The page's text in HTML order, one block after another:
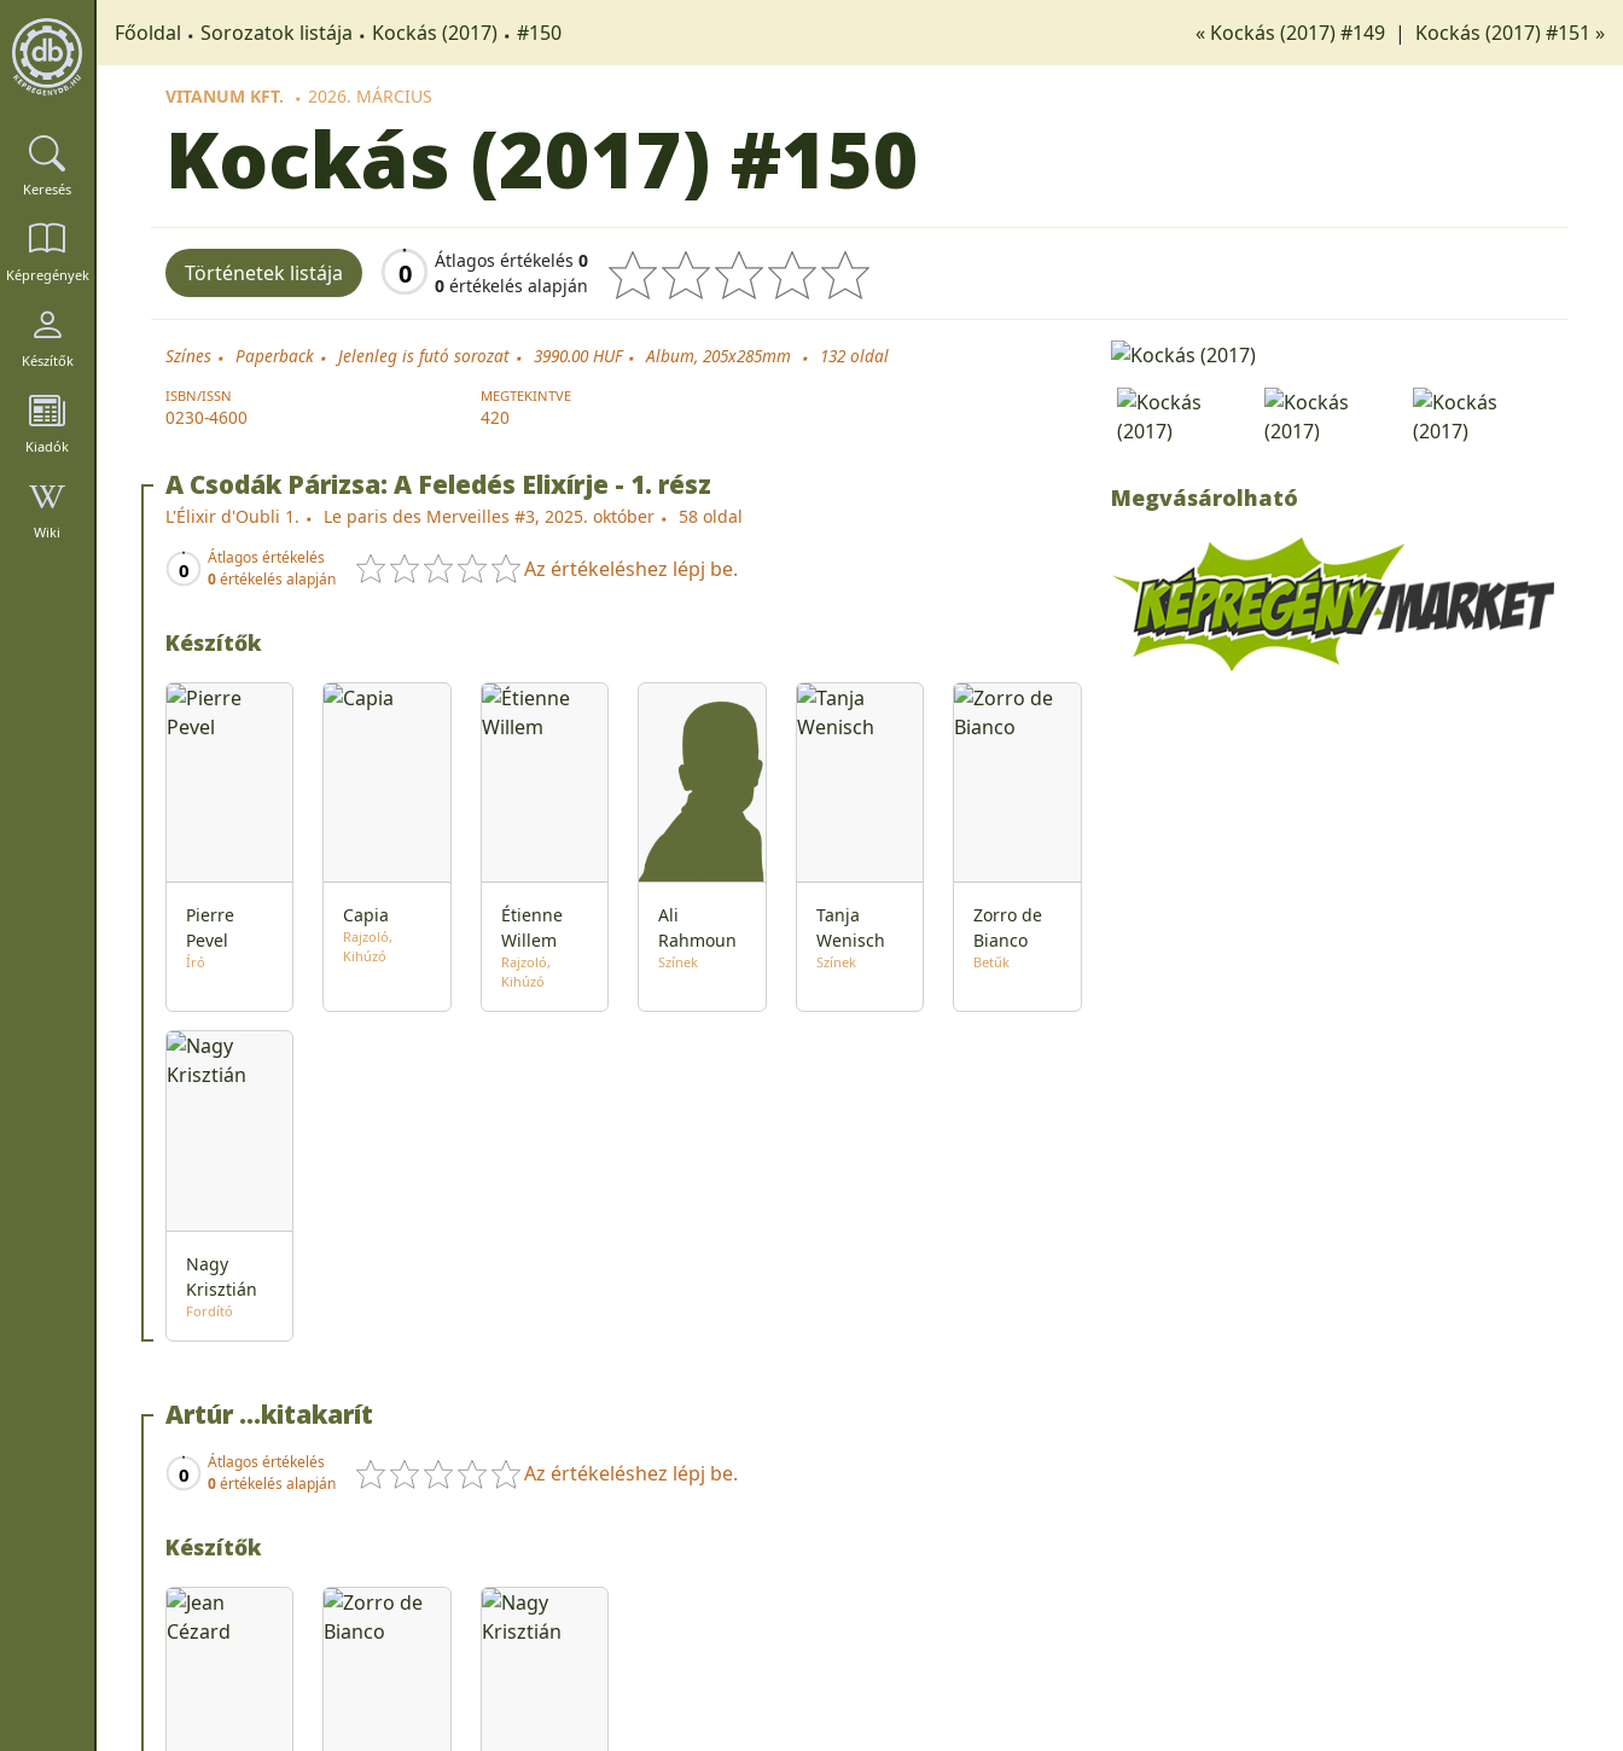
Keresés
Képregények
Készítők
Kiadók
Wiki
Főoldal Sorozatok listája Kockás (2017) #150 « Kockás (2017) #149 | Kockás (2017) #151 »
VITANUM KFT. 2026. MÁRCIUS
Kockás (2017) #150
Történetek listája 0 Átlagos értékelés 0
0 értékelés alapján
Színes Paperback Jelenleg is futó sorozat 3990.00 HUF Album, 205x285mm 132oldal
ISBN/ISSN
0230-4600
MEGTEKINTVE
420
A Csodák Párizsa: A Feledés Elixírje - 1. rész
L'Élixir d'Oubli 1. Le paris des Merveilles #3, 2025. október 58 oldal
0
Átlagos értékelés
0értékelés alapján Az értékeléshez lépj be.
Készítők
Pierre
Pevel
Író
Capia
Rajzoló
Kihúzó
Étienne
Willem
Rajzoló
Kihúzó
Ali
Rahmoun
Színek
Tanja
Wenisch
Színek
Zorro de
Bianco
Betűk
Nagy
Krisztián
Fordító
Artúr …kitakarít
0
Átlagos értékelés
0értékelés alapján Az értékeléshez lépj be.
Készítők
Megvásárolható